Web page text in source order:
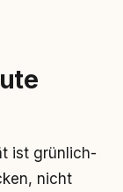
ist grünlich-
nicht